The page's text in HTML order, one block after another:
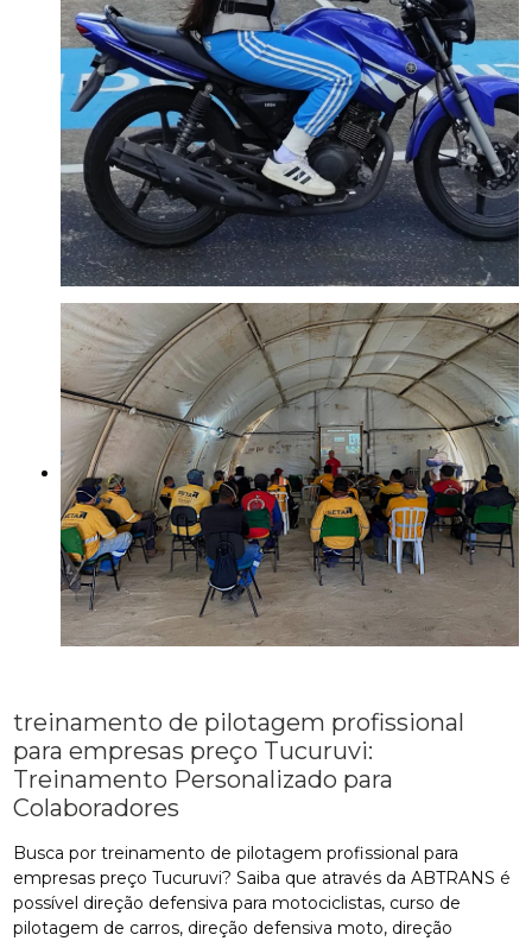
treinamento de pilotagem profissional
para empresas preço Tucuruvi:
Treinamento Personalizado para
Colaboradores
Busca por treinamento de pilotagem profissional para
empresas preço Tucuruvi? Saiba que através da ABTRANS é
possível direção defensiva para motociclistas, curso de
pilotagem de carros, direção defensiva moto, direção